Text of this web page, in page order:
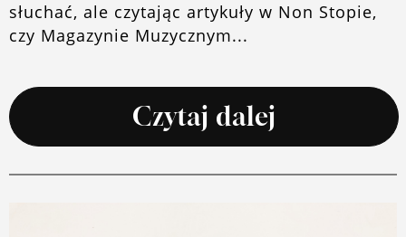
słuchać, ale czytając artykuły w Non Stopie,
czy Magazynie Muzycznym...
Czytaj dalej